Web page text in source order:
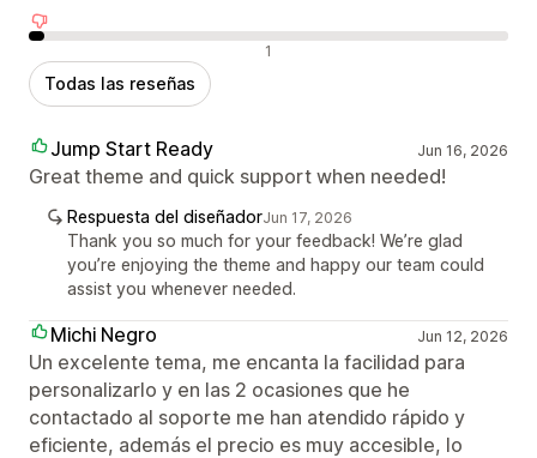
Reseñas negativas 1
Todas las reseñas
Jump Start Ready Jun 16, 2026
Great theme and quick support when needed!
Respuesta del diseñadorJun 17, 2026
Thank you so much for your feedback! We’re glad
you’re enjoying the theme and happy our team could
assist you whenever needed.
Michi Negro Jun 12, 2026
Un excelente tema, me encanta la facilidad para
personalizarlo y en las 2 ocasiones que he
contactado al soporte me han atendido rápido y
eficiente, además el precio es muy accesible, lo